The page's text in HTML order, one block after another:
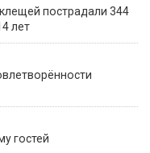
пострадали 344
лет
гостей